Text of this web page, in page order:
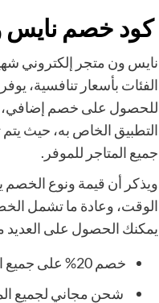
كود خصم نايس
نايس ون متجر إلكتروني
الفئات بأسعار تنافسية،
للحصول على خصم إضافي،
التطبيق الخاص به، حيث
جميع المتاجر للموفر.
ويذكر أن قيمة ونوع
الوقت، وعادة ما تشمل
يمكنك الحصول على
خصم 20% على جميع الملابس.
شحن مجاني لجميع